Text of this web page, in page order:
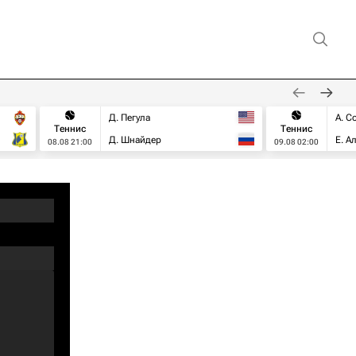
Теннис
08.08 21:00
Д. Пегула
Д. Шнайдер
Теннис
09.08 02:00
А.
Е.